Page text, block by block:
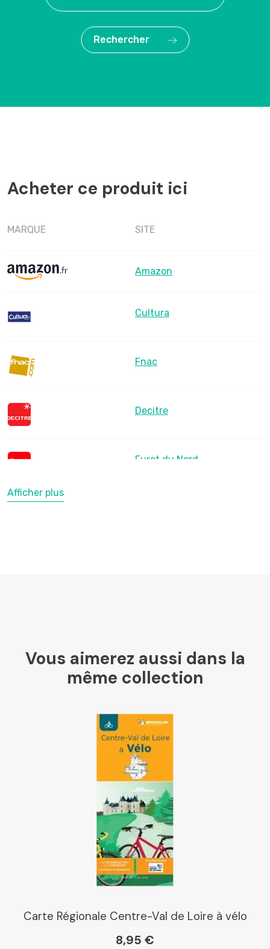
Rechercher
Acheter ce produit ici
MARQUE SITE
Amazon
Cultura
Fnac
Decitre
Furet du Nord
Mollat
Chapitre
Dialogue
Librairie La Procure
Afficher plus
Vous aimerez aussi dans la
même collection
Carte Régionale Centre-Val de Loire à vélo
8,95 €